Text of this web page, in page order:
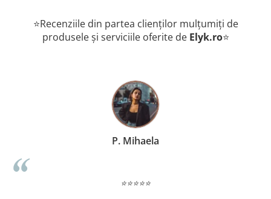
⭐Recenziile din partea clienților mulțumiți de
produsele și serviciile oferite de Elyk.ro⭐